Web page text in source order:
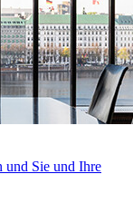
und Sie und Ihre